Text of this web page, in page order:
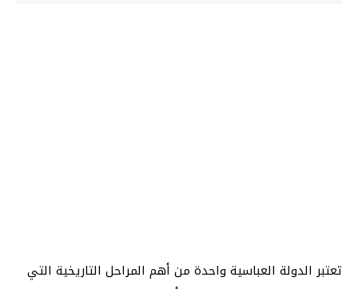
تعتبر الدولة العباسية واحدة من أهم المراحل التاريخية التي